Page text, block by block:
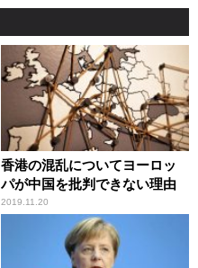
香港の混乱についてヨーロッ
パが中国を批判できない理由
2019.11.20